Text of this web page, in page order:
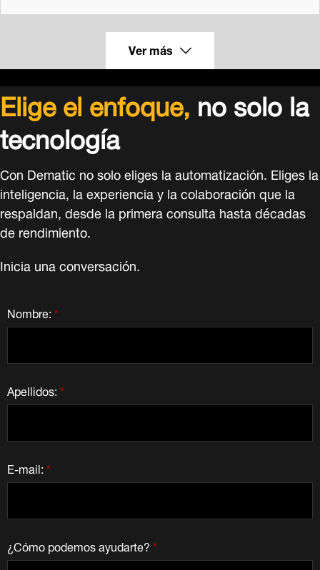
Ver más
Elige el enfoque,no solo la
tecnología
Con Dematic no solo eliges la automatización. Eliges la
inteligencia, la experiencia y la colaboración que la
respaldan, desde la primera consulta hasta décadas
de rendimiento.
Inicia una conversación.
*
Nombre:
*
Apellidos:
*
E-mail:
*
¿Cómo podemos ayudarte?